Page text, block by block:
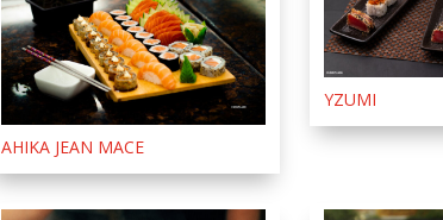
AHIKA JEAN MACE
YZUMI